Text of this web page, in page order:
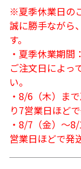
※夏季休業日の
誠に勝手ながら
す。
・夏季休業期間
ご注文日によっ
い。
・8/6（木）ま
り7営業日ほど
・8/7（金）～
営業日ほどで発